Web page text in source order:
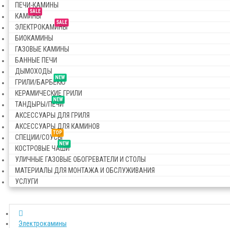
ПЕЧИ-КАМИНЫ
SALE
КАМИНЫ
SALE
ЭЛЕКТРОКАМИНЫ
БИОКАМИНЫ
ГАЗОВЫЕ КАМИНЫ
БАННЫЕ ПЕЧИ
ДЫМОХОДЫ
NEW
ГРИЛИ/БАРБЕКЮ
КЕРАМИЧЕСКИЕ ГРИЛИ
NEW
ТАНДЫРЫ/ПЕЧИ
АКСЕССУАРЫ ДЛЯ ГРИЛЯ
АКСЕССУАРЫ ДЛЯ КАМИНОВ
TOP
СПЕЦИИ/СОУСЫ
NEW
КОСТРОВЫЕ ЧАШИ
УЛИЧНЫЕ ГАЗОВЫЕ ОБОГРЕВАТЕЛИ И СТОЛЫ
МАТЕРИАЛЫ ДЛЯ МОНТАЖА И ОБСЛУЖИВАНИЯ
УСЛУГИ
Электрокамины